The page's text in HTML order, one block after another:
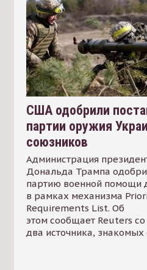
США одобрили
партии оружия
союзников
Администрация
Дональда Трампа
партию военной помощи
в рамках механизма
Requirements List. Об
этом сообщает Reuters
два источника, знакомых